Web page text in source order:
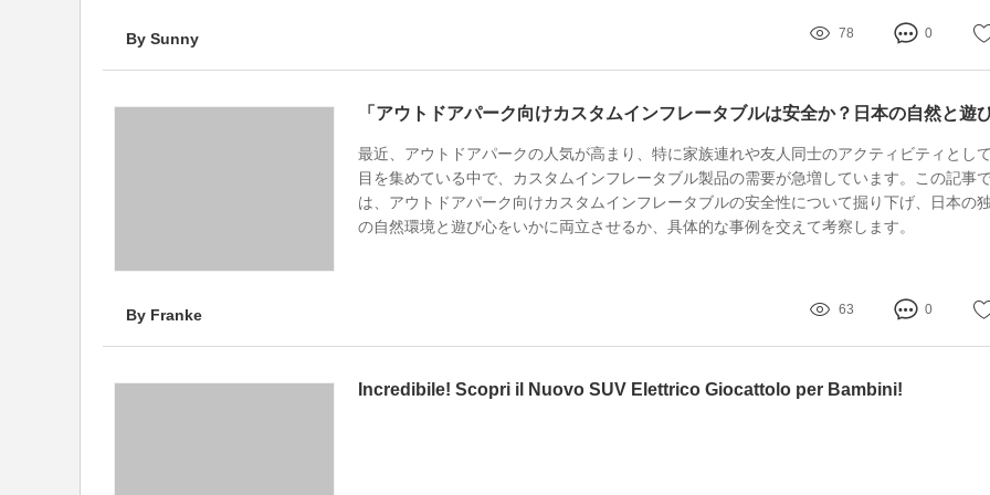
By Sunny 78 0
最近、アウトドアパークの人気が高まり、特に家族連れや友人同士のアクティビティとし
目を集めている中で、カスタムインフレータブル製品の需要が急増しています。この記事
は、アウトドアパーク向けカスタムインフレータブルの安全性について掘り下げ、日本の
の自然環境と遊び心をいかに両立させるか、具体的な事例を交えて考察します。
By Franke 63 0
Incredibile! Scopri il Nuovo SUV Elettrico Giocattolo per Bambini!